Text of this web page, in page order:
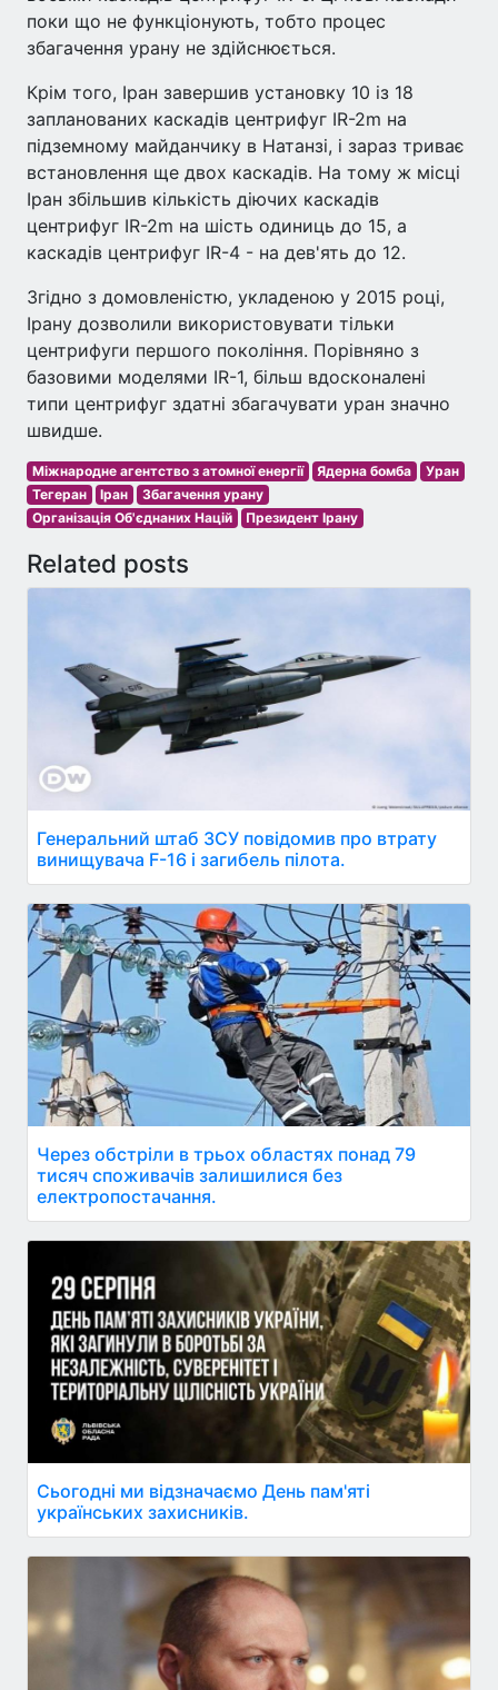
поки що не функціонують, тобто процес
збагачення урану не здійснюється.
Крім того, Іран завершив установку 10 із 18
запланованих каскадів центрифуг IR-2m на
підземному майданчику в Натанзі, і зараз триває
встановлення ще двох каскадів. На тому ж місці
Іран збільшив кількість діючих каскадів
центрифуг IR-2m на шість одиниць до 15, а
каскадів центрифуг IR-4 - на дев'ять до 12.
Згідно з домовленістю, укладеною у 2015 році,
Ірану дозволили використовувати тільки
центрифуги першого покоління. Порівняно з
базовими моделями IR-1, більш вдосконалені
типи центрифуг здатні збагачувати уран значно
швидше.
Міжнародне агентство з атомної енергії Ядерна бомба
Уран
Тегеран
Іран
Збагачення урану
Організація Об'єднаних Націй
Президент Ірану
Related posts
Генеральний штаб ЗСУ повідомив про втрату
винищувача F-16 і загибель пілота.
Через обстріли в трьох областях понад 79
тисяч споживачів залишилися без
електропостачання.
Сьогодні ми відзначаємо День пам'яті
українських захисників.